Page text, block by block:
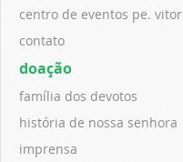
centro de eventos pe. vitor
contato
doação
família dos devotos
história de nossa senhora
imprensa